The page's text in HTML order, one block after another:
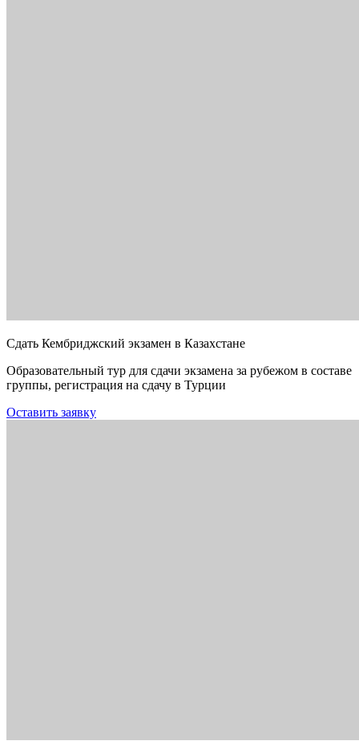
Сдать Кембриджский экзамен в Казахстане
Образовательный тур для сдачи экзамена за рубежом в составе
группы, регистрация на сдачу в Турции
Оставить заявку